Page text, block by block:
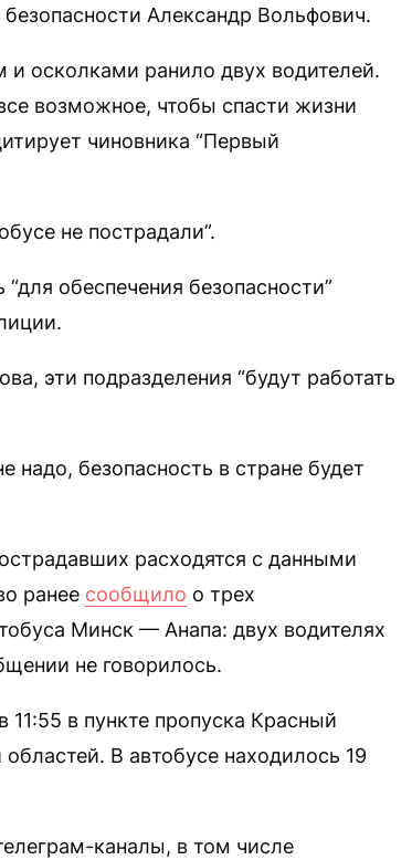
Александр Вольфович.
и осколками ранило двух водителей.
возможное, чтобы спасти жизни
чиновника “Первый
не пострадали”.
обеспечения безопасности”
эти подразделения “будут работать
надо, безопасность в стране будет
расходятся с данными
ранее сообщило о трех
Минск — Анапа: двух водителях
не говорилось.
в пункте пропуска Красный
В автобусе находилось 19
каналы, в том числе